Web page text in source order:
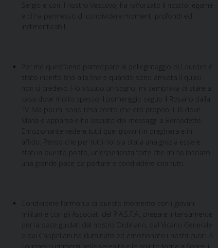
Sergio e con il nostro Vescovo, ha rafforzato il nostro legame
e ci ha permesso di condividere momenti profondi ed
indimenticabili.
Per me quest’anno partecipare al pellegrinaggio di Lourdes è
stato incerto fino alla fine e quando sono arrivata lì quasi
non ci credevo. Ho vissuto un sogno, mi sembrava di stare a
casa dove molto spesso il pomeriggio seguo il Rosario dalla
TV. Ma poi mi sono resa conto che ero proprio lì, là dove
Maria è apparsa e ha lasciato dei messaggi a Bernadette.
Emozionante vedere tutti quei giovani in preghiera e in
affido. Penso che per tutti noi sia stata una grazia essere
stati in questo posto, un’esperienza forte che mi ha lasciato
una grande pace da portare e condividere con tutti.
Condividere l’armonia di questo momento con i giovani
militari e con gli Associati del P.A.S.F.A., pregare intensamente
per la pace guidati dal nostro Ordinario, dal Vicario Generale
e dai Cappellani ha illuminato ed emozionato i nostri cuori. A